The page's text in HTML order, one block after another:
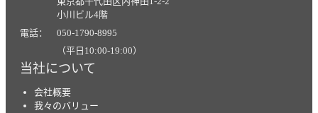
小川ビル4階
電話： 050-1790-8995
（平日10:00-19:00）
当社について
会社概要
我々のバリュー